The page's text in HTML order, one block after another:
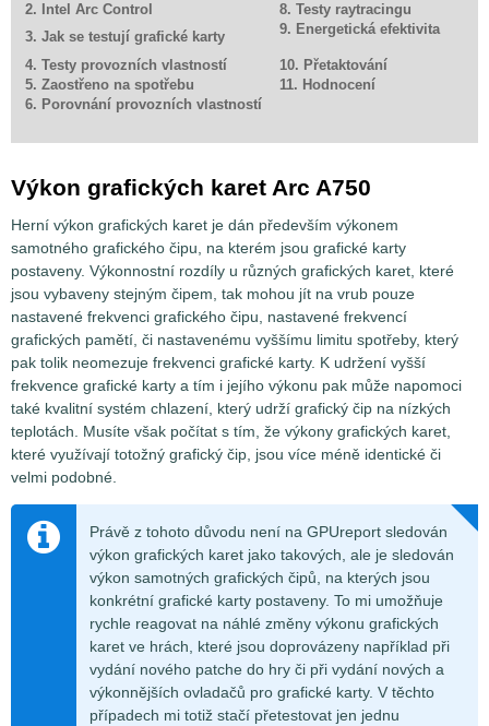
2. Intel Arc Control
8. Testy raytracingu
3. Jak se testují grafické karty
9. Energetická efektivita
4. Testy provozních vlastností
10. Přetaktování
5. Zaostřeno na spotřebu
11. Hodnocení
6. Porovnání provozních vlastností
Výkon grafických karet Arc A750
Herní výkon grafických karet je dán především výkonem
samotného grafického čipu, na kterém jsou grafické karty
postaveny. Výkonnostní rozdíly u různých grafických karet, které
jsou vybaveny stejným čipem, tak mohou jít na vrub pouze
nastavené frekvenci grafického čipu, nastavené frekvencí
grafických pamětí, či nastavenému vyššímu limitu spotřeby, který
pak tolik neomezuje frekvenci grafické karty. K udržení vyšší
frekvence grafické karty a tím i jejího výkonu pak může napomoci
také kvalitní systém chlazení, který udrží grafický čip na nízkých
teplotách. Musíte však počítat s tím, že výkony grafických karet,
které využívají totožný grafický čip, jsou více méně identické či
velmi podobné.
Právě z tohoto důvodu není na GPUreport sledován
výkon grafických karet jako takových, ale je sledován
výkon samotných grafických čipů, na kterých jsou
konkrétní grafické karty postaveny. To mi umožňuje
rychle reagovat na náhlé změny výkonu grafických
karet ve hrách, které jsou doprovázeny například při
vydání nového patche do hry či při vydání nových a
výkonnějších ovladačů pro grafické karty. V těchto
případech mi totiž stačí přetestovat jen jednu